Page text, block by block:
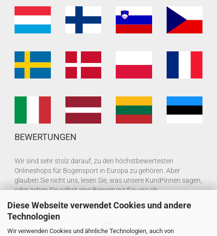
Diese Webseite verwendet Cookies und andere
Technologien
Wir verwenden Cookies und ähnliche Technologien, auch von
BEWERTUNGEN
Wir sind sehr stolz darauf, zu den höchstbewertesten
Onlineshops für Bogensport in Europa zu gehören. Aber
glauben Sie nicht uns, lesen Sie, was unsere Kund*innen sagen,
oder geben Sie selbst eine Bewertung für uns ab: